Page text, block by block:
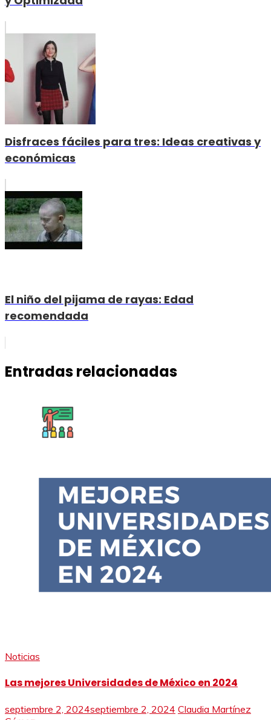
Disfraces fáciles para tres: Ideas creativas y
económicas
El niño del pijama de rayas: Edad
recomendada
Entradas relacionadas
Noticias
Las mejores Universidades de México en 2024
septiembre 2, 2024septiembre 2, 2024 Claudia Martínez